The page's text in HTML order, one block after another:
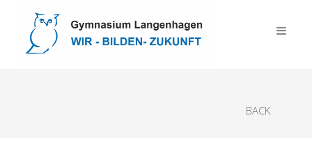
BACK